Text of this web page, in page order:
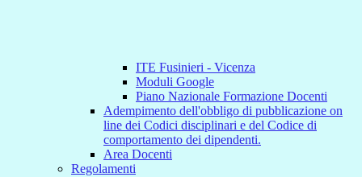
ITE Fusinieri - Vicenza
Moduli Google
Piano Nazionale Formazione Docenti
Adempimento dell'obbligo di pubblicazione on
line dei Codici disciplinari e del Codice di
comportamento dei dipendenti.
Area Docenti
Regolamenti